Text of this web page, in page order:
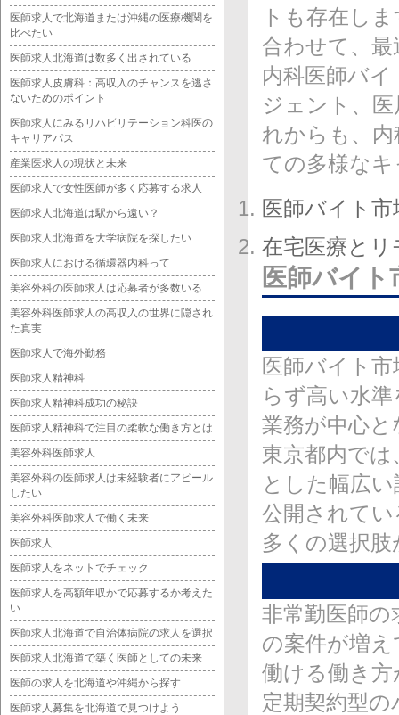
トも存在し
合わせて、
内科医師バ
ジェント、
れからも、
ての多様な
医師バイト
在宅医療と
医師バイト
医師バイト
らず高い水
業務が中心
東京都内で
とした幅広
公開されて
多くの選択
非常勤医師の
の案件が増
働ける働き
定期契約型
医師求人で北海道または沖縄の医療機関を
比べたい
医師求人北海道は数多く出されている
医師求人皮膚科：高収入のチャンスを逃さ
ないためのポイント
医師求人にみるリハビリテーション科医の
キャリアパス
産業医求人の現状と未来
医師求人で女性医師が多く応募する求人
医師求人北海道は駅から遠い？
医師求人北海道を大学病院を探したい
医師求人における循環器内科って
美容外科の医師求人は応募者が多数いる
美容外科医師求人の高収入の世界に隠され
た真実
医師求人で海外勤務
医師求人精神科
医師求人精神科成功の秘訣
医師求人精神科で注目の柔軟な働き方とは
美容外科医師求人
美容外科の医師求人は未経験者にアピール
したい
美容外科医師求人で働く未来
医師求人
医師求人をネットでチェック
医師求人を高額年収かで応募するか考えた
い
医師求人北海道で自治体病院の求人を選択
医師求人北海道で築く医師としての未来
医師の求人を北海道や沖縄から探す
医師求人募集を北海道で見つけよう